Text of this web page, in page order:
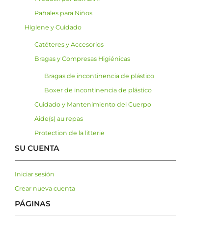
Pañales para Niños
Higiene y Cuidado
Catéteres y Accesorios
Bragas y Compresas Higiénicas
Bragas de incontinencia de plástico
Boxer de incontinencia de plástico
Cuidado y Mantenimiento del Cuerpo
Aide(s) au repas
Protection de la litterie
SU CUENTA
Iniciar sesión
Crear nueva cuenta
PÁGINAS